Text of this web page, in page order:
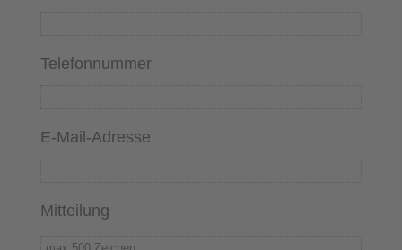
Telefonnummer
E-Mail-Adresse
Mitteilung